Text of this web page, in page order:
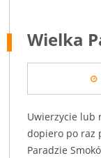
Wielka
Uwierzycie lub
dopiero po raz
Paradzie